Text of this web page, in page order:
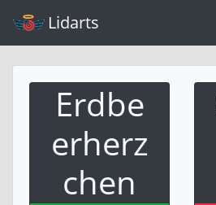
Lidarts
Erdbe
erherz
chen